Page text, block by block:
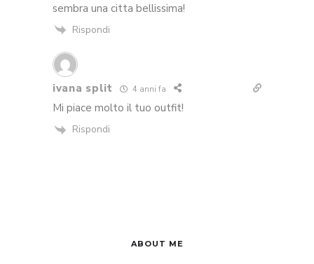
sembra una citta bellissima!
Rispondi
ivana split 4 anni fa
Mi piace molto il tuo outfit!
Rispondi
ABOUT ME